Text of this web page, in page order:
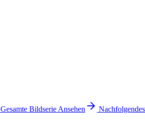
Gesamte Bildserie Ansehen